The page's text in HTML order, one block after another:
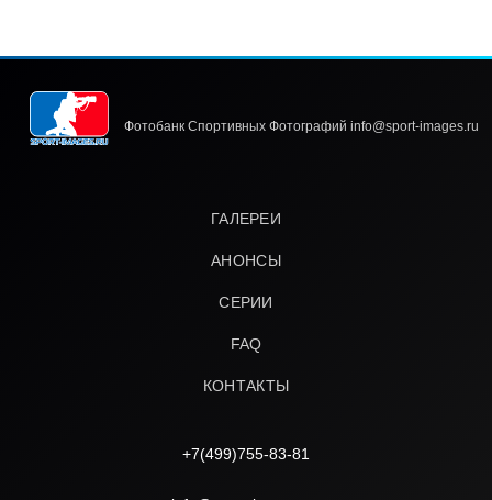
Фотобанк Спортивных Фотографий info@sport-images.ru
ГАЛЕРЕИ
АНОНСЫ
СЕРИИ
FAQ
КОНТАКТЫ
+7(499)755-83-81